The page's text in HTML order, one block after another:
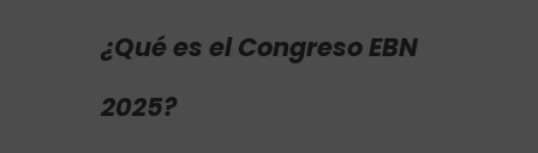
¿Qué es el Congreso EBN
2025?